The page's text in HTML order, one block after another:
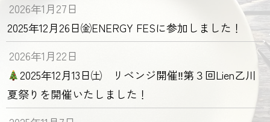
2026年1月27日
2025年12月26日㈮ENERGY FESに参加しました！
2026年1月22日
2025年12月13日㈯ リベンジ開催‼第３回Lien乙川
夏祭りを開催いたしました！